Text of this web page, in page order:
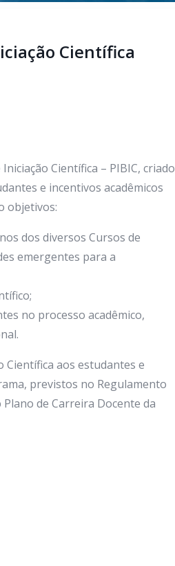
Científica
Científica – PIBIC, criado
e incentivos acadêmicos
objetivos:
dos diversos Cursos de
emergentes para a
no processo acadêmico,
Científica aos estudantes e
previstos no Regulamento
Plano de Carreira Docente da